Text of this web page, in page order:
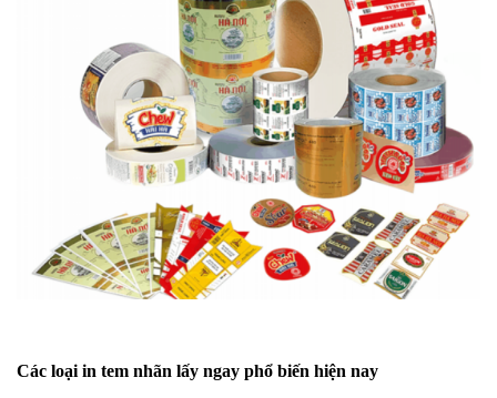
Các loại in tem nhãn lấy ngay phổ biến hiện nay